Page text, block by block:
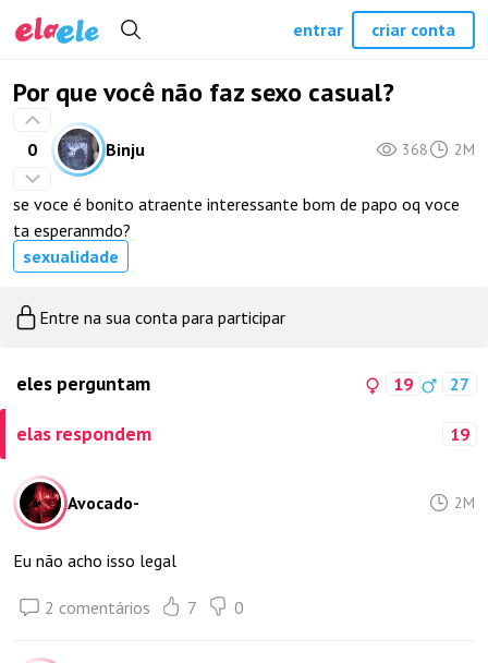
Por que você não faz sexo casual?
0 Binju 368 2M
se voce é bonito atraente interessante bom de papo oq voce
ta esperanmdo?
sexualidade
Entre na sua conta para participar
eles perguntam 19 27
elas respondem 19
Avocado- 2M
Eu não acho isso legal
2 comentários 7 0
entrar criar conta